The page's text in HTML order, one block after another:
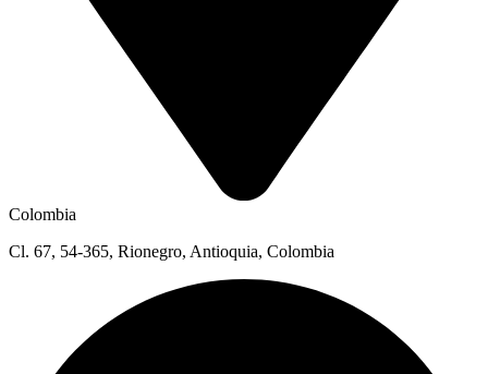
Colombia
Cl. 67, 54-365, Rionegro, Antioquia, Colombia